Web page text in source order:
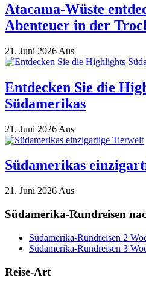
Atacama-Wüste
Abenteuer in der
21. Juni 2026 Aus
Entdecken Sie die
Südamerikas
21. Juni 2026 Aus
Südamerikas
21. Juni 2026 Aus
Südamerika-Rundreisen
Südamerika-Rundreisen 2
Südamerika-Rundreisen 3
Reise-Art